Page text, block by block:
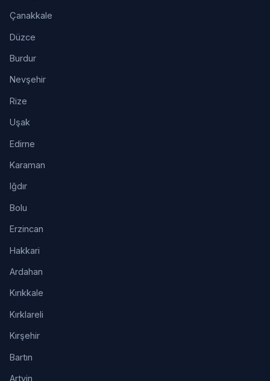
Çanakkale
Düzce
Burdur
Nevşehir
Rize
Uşak
Edirne
Karaman
Iğdır
Bolu
Erzincan
Hakkari
Ardahan
Kırıkkale
Kırklareli
Kırşehir
Bartın
Artvin